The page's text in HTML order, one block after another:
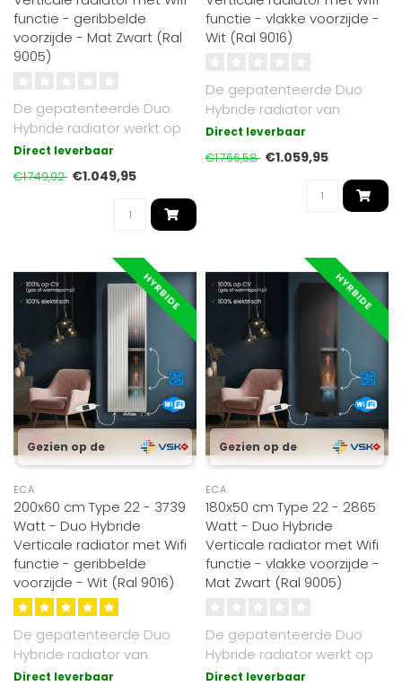
functie - geribbelde
voorzijde - Mat Zwart (Ral
9005)
De gepatenteerde Duo
Hybride radiator werkt op
cv of elektrisch. Met Oppio
warmt..
Direct leverbaar
€1.749,92 €1.049,95
functie - vlakke voorzijde -
Wit (Ral 9016)
De gepatenteerde Duo
Hybride radiator van
Radiator-Outlet werkt
zowel op cv (gas..
Direct leverbaar
€1.766,58 €1.059,95
HYRBIDE
Gezien op de
ECA
200x60 cm Type 22 - 3739
Watt - Duo Hybride
Verticale radiator met Wifi
functie - geribbelde
voorzijde - Wit (Ral 9016)
De gepatenteerde Duo
Hybride radiator van
Radiator-Outlet werkt
Direct leverbaar
HYRBIDE
Gezien op de
ECA
180x50 cm Type 22 - 2865
Watt - Duo Hybride
Verticale radiator met Wifi
functie - vlakke voorzijde -
Mat Zwart (Ral 9005)
De gepatenteerde Duo
Hybride radiator werkt op
cv of elektrisch. Luxe Mat
Direct leverbaar